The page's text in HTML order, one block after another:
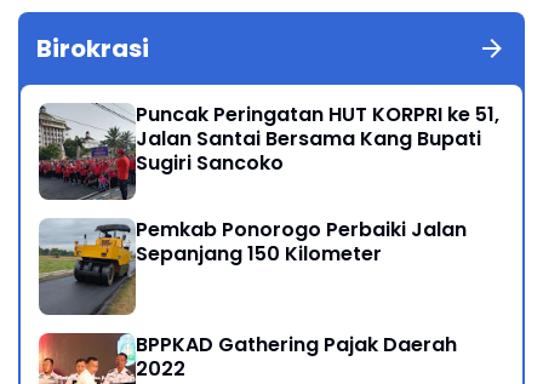
Birokrasi
Puncak Peringatan HUT KORPRI ke 51,
Jalan Santai Bersama Kang Bupati
Sugiri Sancoko
Pemkab Ponorogo Perbaiki Jalan
Sepanjang 150 Kilometer
BPPKAD Gathering Pajak Daerah
2022